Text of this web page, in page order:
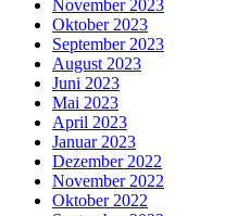
November 2023
Oktober 2023
September 2023
August 2023
Juni 2023
Mai 2023
April 2023
Januar 2023
Dezember 2022
November 2022
Oktober 2022